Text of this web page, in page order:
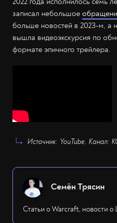
записал небольшое
больше новостей в 2023-м, а
вышла видеоэкскурсия по
формате эпичного трейлера.
Источник: YouTube. Канал:
Семён Трясин
Статьи о Warcraft, новости